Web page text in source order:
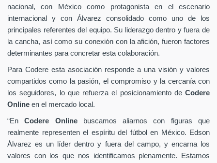
nacional, con México como protagonista en el escenario
internacional y con Álvarez consolidado como uno de los
principales referentes del equipo. Su liderazgo dentro y fuera de
la cancha, así como su conexión con la afición, fueron factores
determinantes para concretar esta colaboración.
Para Codere esta asociación responde a una visión y valores
compartidos como la pasión, el compromiso y la cercanía con
los seguidores, lo que refuerza el posicionamiento de Codere
Online en el mercado local.
“EnCodere Onlinebuscamos aliarnos con figuras que
realmente representen el espíritu del fútbol en México. Edson
Álvarez es un líder dentro y fuera del campo, y encarna los
valores con los que nos identificamos plenamente. Estamos